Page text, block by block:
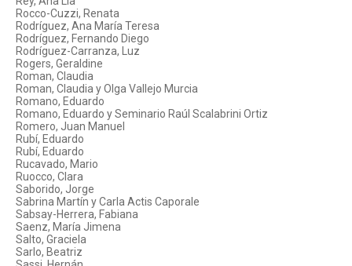
Rocco-Cuzzi, Renata
Rodríguez, Ana María Teresa
Rodríguez, Fernando Diego
Rodríguez-Carranza, Luz
Rogers, Geraldine
Roman, Claudia
Roman, Claudia y Olga Vallejo Murcia
Romano, Eduardo
Romano, Eduardo y Seminario Raúl Scalabrini Ortiz
Romero, Juan Manuel
Rubí, Eduardo
Rubí, Eduardo
Rucavado, Mario
Ruocco, Clara
Saborido, Jorge
Sabrina Martín y Carla Actis Caporale
Sabsay-Herrera, Fabiana
Saenz, María Jimena
Salto, Graciela
Sarlo, Beatriz